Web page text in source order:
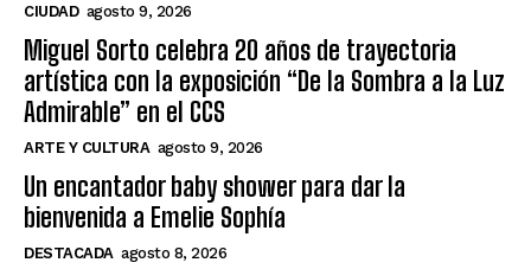
CIUDAD agosto 9, 2026
Miguel Sorto celebra 20 años de trayectoria
artística con la exposición “De la Sombra a la Luz
Admirable” en el CCS
ARTE Y CULTURA agosto 9, 2026
Un encantador baby shower para dar la
bienvenida a Emelie Sophía
DESTACADA agosto 8, 2026